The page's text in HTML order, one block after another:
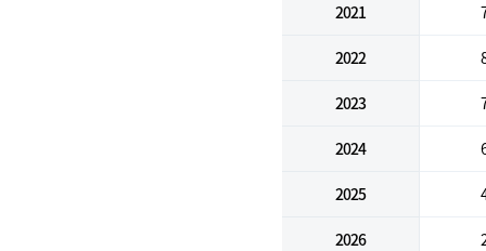
2021
2022
2023
2024
2025
2026